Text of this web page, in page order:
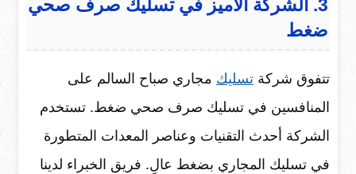
3. الشركة الأميز في تسليك صرف صحي
ضغط
تتفوق شركة تسليك مجاري صباح السالم على
المنافسين في تسليك صرف صحي ضغط. تستخدم
الشركة أحدث التقنيات وعناصر المعدات المتطورة
في تسليك المجاري بضغط عالٍ. فريق الخبراء لدينا